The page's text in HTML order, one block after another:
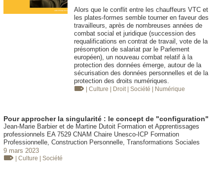
Alors que le conflit entre les chauffeurs VTC et
les plates-formes semble tourner en faveur des
travailleurs, après de nombreuses années de
combat social et juridique (succession des
requalifications en contrat de travail, vote de la
présomption de salariat par le Parlement
européen), un nouveau combat relatif à la
protection des données émerge, autour de la
sécurisation des données personnelles et de la
protection des droits numériques.
| Culture | Droit | Société | Numérique
Pour approcher la singularité : le concept de "configuration"
Jean-Marie Barbier et de Martine Dutoit Formation et Apprentissages
professionnels EA 7529 CNAM Chaire Unesco-ICP Formation
Professionnelle, Construction Personnelle, Transformations Sociales
9 mars 2023
| Culture | Société